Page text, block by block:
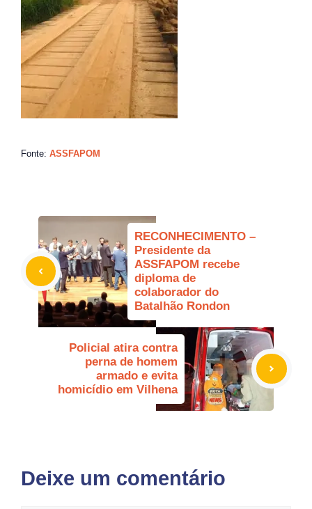
Fonte: ASSFAPOM
RECONHECIMENTO –
Presidente da
ASSFAPOM recebe
diploma de
colaborador do
Batalhão Rondon
Policial atira contra
perna de homem
armado e evita
homicídio em Vilhena
Deixe um comentário